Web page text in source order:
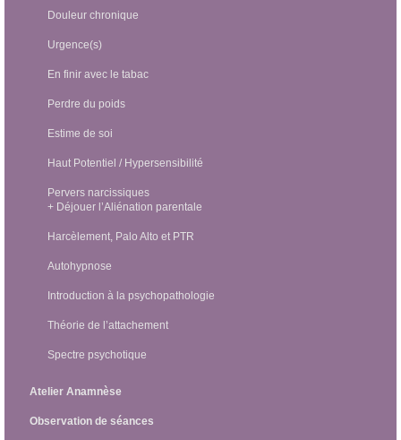
Douleur chronique
Urgence(s)
En finir avec le tabac
Perdre du poids
Estime de soi
Haut Potentiel / Hypersensibilité
Pervers narcissiques
+ Déjouer l’Aliénation parentale
Harcèlement, Palo Alto et PTR
Autohypnose
Introduction à la psychopathologie
Théorie de l’attachement
Spectre psychotique
Atelier Anamnèse
Observation de séances